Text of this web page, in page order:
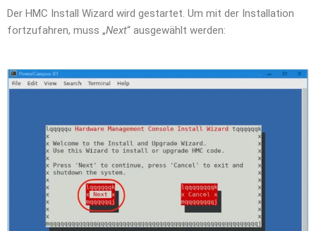
Der HMC Install Wizard wird gestartet. Um mit der Installation
fortzufahren, muss „Next“ ausgewählt werden: